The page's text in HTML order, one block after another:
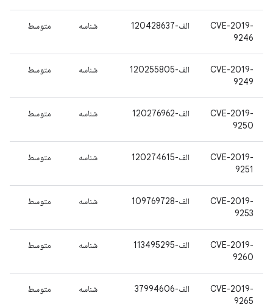
CVE-2019-
9246
الف-120428637 شناسه متوسط
CVE-2019-
9249
الف-120255805 شناسه متوسط
CVE-2019-
9250
الف-120276962 شناسه متوسط
CVE-2019-
9251
الف-120274615 شناسه متوسط
CVE-2019-
9253
الف-109769728 شناسه متوسط
CVE-2019-
9260
الف-113495295 شناسه متوسط
CVE-2019-
9265
الف-37994606 شناسه متوسط